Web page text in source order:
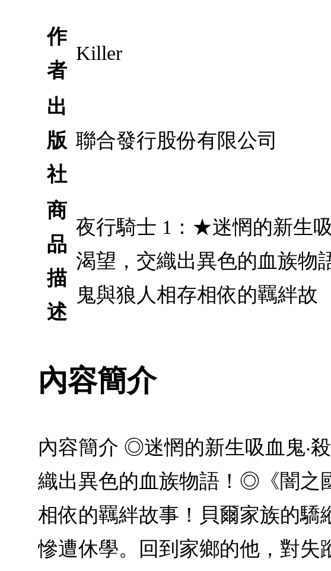
作
者
Killer
出
版
社
聯合發行股份有限公司
商
品
描
述
夜行騎士 1：★迷惘的新生
渴望，交織出異色的血族物
鬼與狼人相存相依的羈絆故
內容簡介
內容簡介 ◎迷惘的新生吸血鬼‧
織出異色的血族物語！◎《闇之
相依的羈絆故事！貝爾家族的驕
慘遭休學。回到家鄉的他，對失